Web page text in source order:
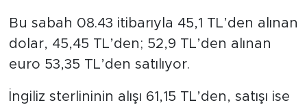
Bu sabah 08.43 itibarıyla 45,1 TL’den alınan
dolar, 45,45 TL’den; 52,9 TL’den alınan
euro 53,35 TL’den satılıyor.
İngiliz sterlininin alışı 61,15 TL’den, satışı ise